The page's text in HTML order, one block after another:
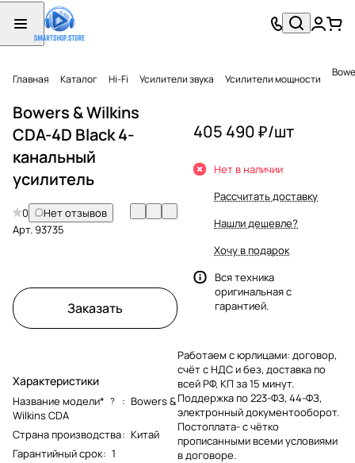
Главная Каталог Hi-Fi Усилители звука Усилители мощности
Bowers & Wilkins
CDA-4D Black 4-
канальный
усилитель
0
Нет отзывов
Арт.93735
Заказать
Характеристики
Название модели* ? : Bowers &
Wilkins CDA
Страна производства: Китай
Гарантийный срок: 1
405 490 ₽/шт
Нет в наличии
Рассчитать доставку
Нашли дешевле?
Хочу в подарок
Вся техника
оригинальная с
гарантией.
Работаем с юрлицами: договор,
счёт с НДС и без, доставка по
всей РФ, КП за 15 минут.
Поддержка по 223-ФЗ, 44-ФЗ,
электронный документооборот.
Постоплата- с чётко
прописанными всеми условиями
в договоре.